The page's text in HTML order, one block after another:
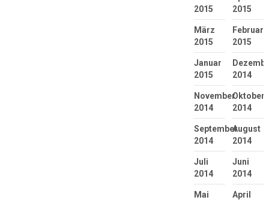
2015
2015
März
2015
Februar
2015
Januar
2015
2014
November
2014
Oktober
2014
September
2014
August
2014
Juli
2014
Juni
2014
Mai
April